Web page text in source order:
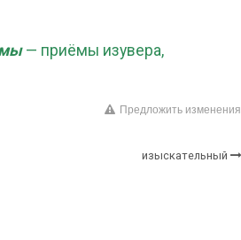
— приёмы изувера,
Предложить изменения
изыскательный